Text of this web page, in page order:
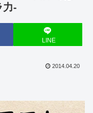
力-
LINE
2014.04.20